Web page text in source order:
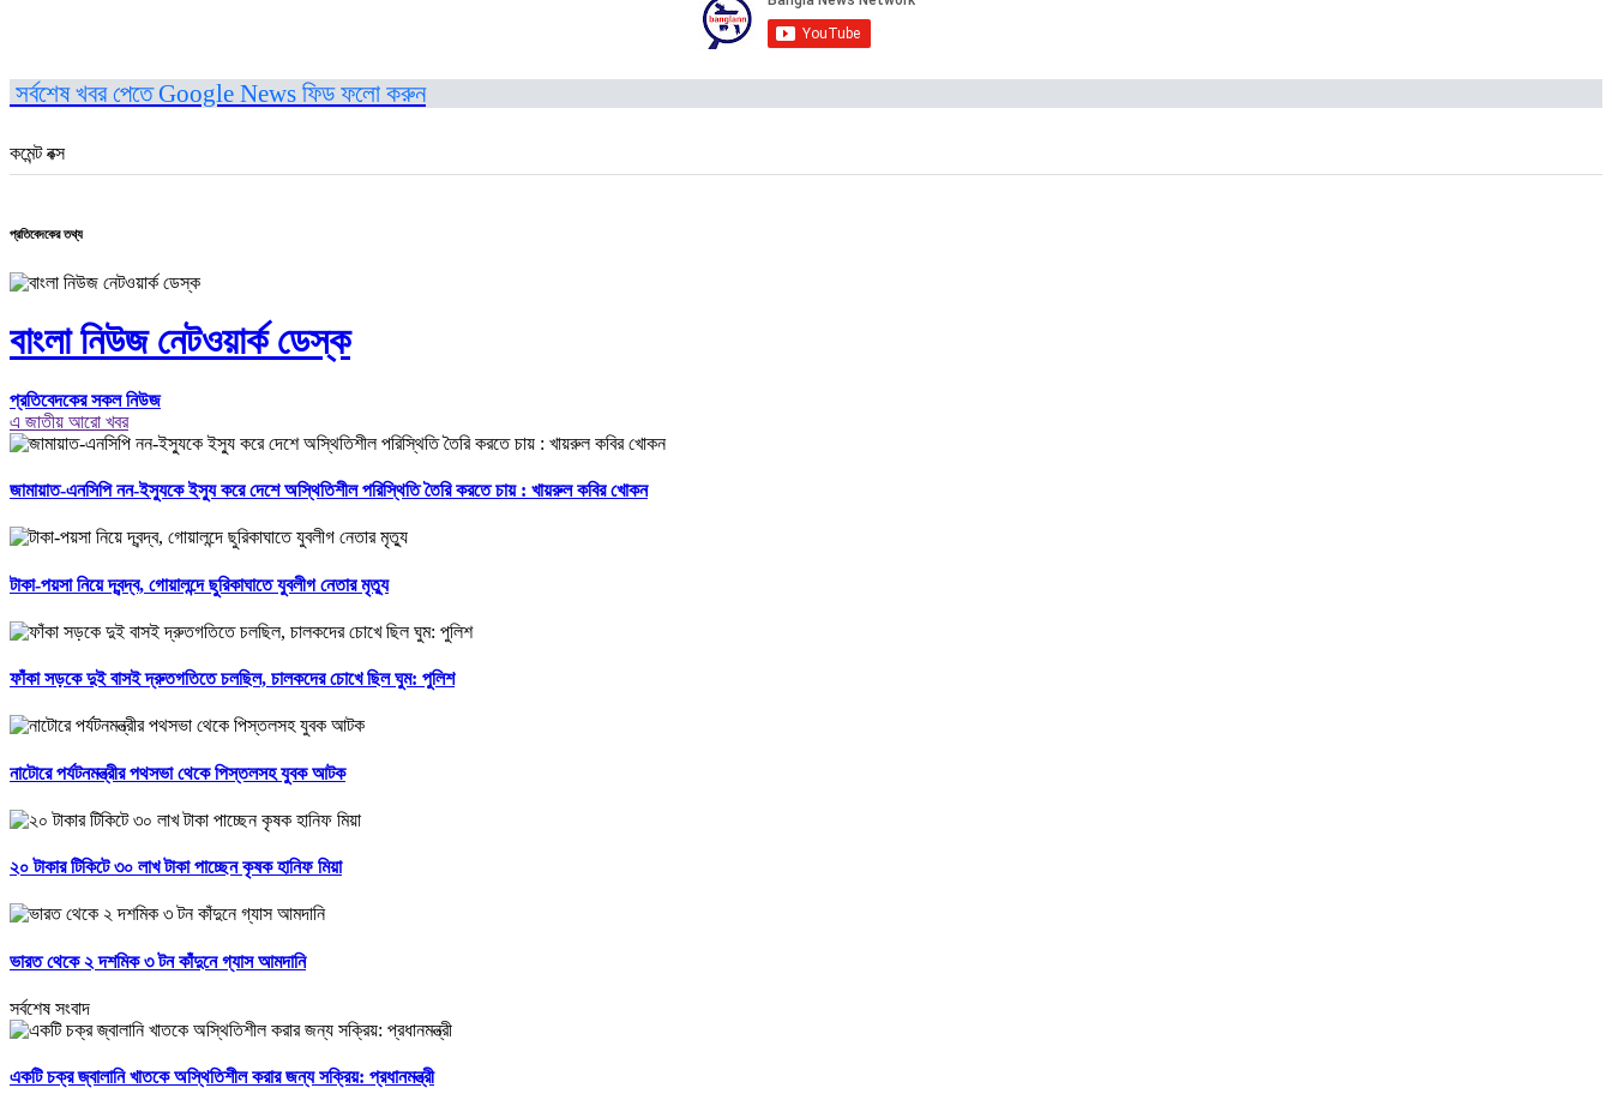
সর্বশেষ খবর পেতে Google News ফিড ফলো করুন
কমেন্ট বক্স
প্রতিবেদকের তথ্য
বাংলা নিউজ নেটওয়ার্ক ডেস্ক
প্রতিবেদকের সকল নিউজ
এ জাতীয় আরো খবর
জামায়াত-এনসিপি নন-ইস্যুকে ইস্যু করে দেশে অস্থিতিশীল পরিস্থিতি তৈরি করতে চায় : খায়রুল কবির খোকন
টাকা-পয়সা নিয়ে দ্বন্দ্ব, গোয়ালন্দে ছুরিকাঘাতে যুবলীগ নেতার মৃত্যু
ফাঁকা সড়কে দুই বাসই দ্রুতগতিতে চলছিল, চালকদের চোখে ছিল ঘুম: পুলিশ
নাটোরে পর্যটনমন্ত্রীর পথসভা থেকে পিস্তলসহ যুবক আটক
২০ টাকার টিকিটে ৩০ লাখ টাকা পাচ্ছেন কৃষক হানিফ মিয়া
ভারত থেকে ২ দশমিক ৩ টন কাঁদুনে গ্যাস আমদানি
সর্বশেষ সংবাদ
একটি চক্র জ্বালানি খাতকে অস্থিতিশীল করার জন্য সক্রিয়: প্রধানমন্ত্রী